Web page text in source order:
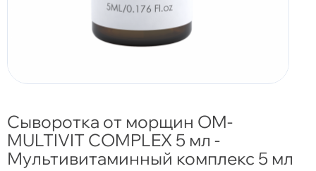
Сыворотка от морщин OM-
MULTIVIT COMPLEX 5 мл -
Мультивитаминный комплекс 5 мл